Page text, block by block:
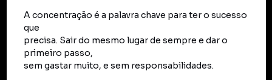
A concentração é a palavra chave para ter o sucesso
que
precisa. Sair do mesmo lugar de sempre e dar o
primeiro passo,
sem gastar muito, e sem responsabilidades.